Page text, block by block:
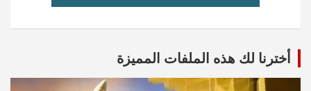
أخترنا لك هذه الملفات المميزة